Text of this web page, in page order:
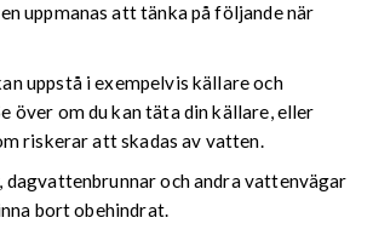
uppmanas att tänka på följande när
uppstå i exempelvis källare och
över om du kan täta din källare, eller
riskerar att skadas av vatten.
dagvattenbrunnar och andra vattenvägar
bort obehindrat.